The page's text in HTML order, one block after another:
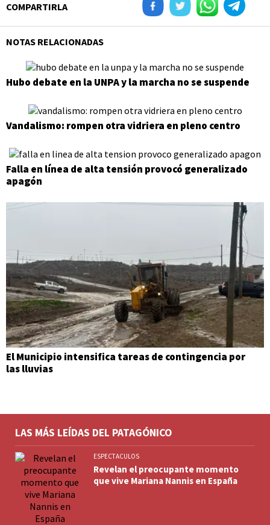
COMPARTIRLA
NOTAS RELACIONADAS
Hubo debate en la UNPA y la marcha no se suspende
Vandalismo: rompen otra vidriera en pleno centro
Falla en línea de alta tensión provocó generalizado
apagón
El Municipio intensifica tareas de contingencia por
las lluvias
LAS MÁS LEÍDAS DEL PATAGÓNICO
ESPECTACULOS
Revelan el preocupante momento
que vive Mariana Nannis en España